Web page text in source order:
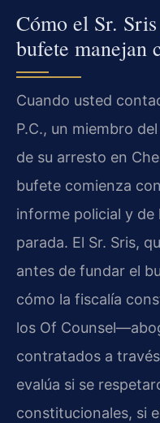
Cómo el Sr.
bufete manejan
Cuando usted
P.C., un miembro
de su arresto en
bufete comienza
informe policial y de
parada. El Sr. Sris,
antes de fundar el
cómo la fiscalía
los Of
contratados a
evalúa si se
constitucionales, si